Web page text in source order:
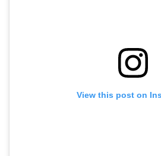
View this post on